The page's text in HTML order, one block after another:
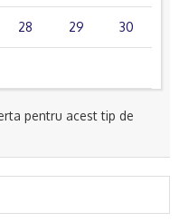
28 29 30
pentru acest tip de